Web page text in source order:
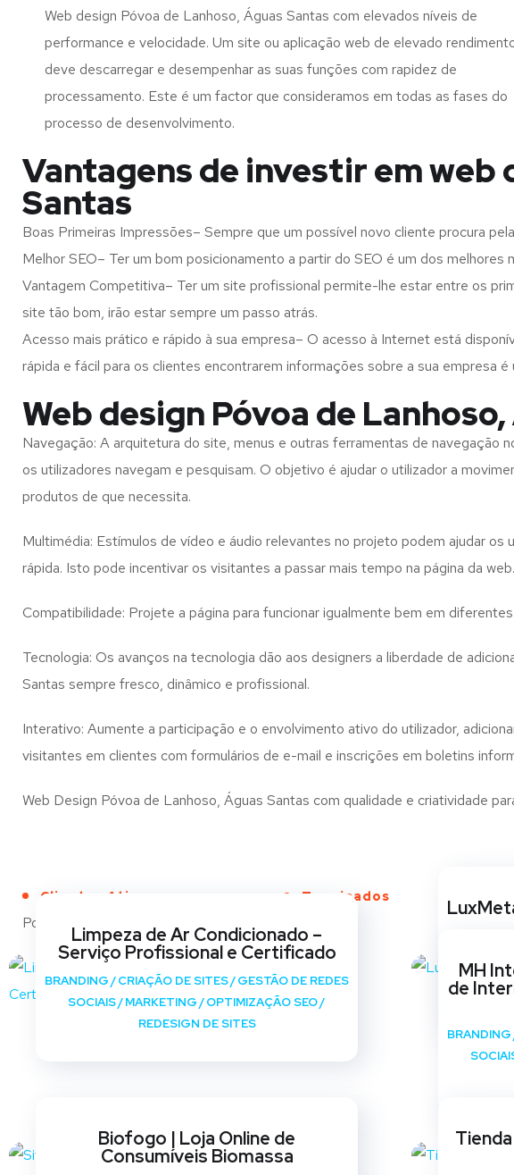
Web design Póvoa de Lanhoso, Águas Santas com elevados níveis de
performance e velocidade. Um site ou aplicação web de elevado
deve descarregar e desempenhar as suas funções com rapidez de
processamento. Este é um factor que consideramos em todas as fases do
processo de desenvolvimento.
Vantagens de investir em web
Santas
Boas Primeiras Impressões– Sempre que um possível novo cliente procura
Melhor SEO– Ter um bom posicionamento a partir do SEO é um dos
Vantagem Competitiva– Ter um site profissional permite-lhe estar entre os
site tão bom, irão estar sempre um passo atrás.
Acesso mais prático e rápido à sua empresa– O acesso à Internet está
rápida e fácil para os clientes encontrarem informações sobre a sua empresa
Web design Póvoa de
Navegação: A arquitetura do site, menus e outras ferramentas de navegação
os utilizadores navegam e pesquisam. O objetivo é ajudar o utilizador a
produtos de que necessita.
Multimédia: Estímulos de vídeo e áudio relevantes no projeto podem ajudar
rápida. Isto pode incentivar os visitantes a passar mais tempo na página da web.
Compatibilidade: Projete a página para funcionar igualmente bem em
Tecnologia: Os avanços na tecnologia dão aos designers a liberdade de
Santas sempre fresco, dinâmico e profissional.
Interativo: Aumente a participação e o envolvimento ativo do utilizador,
visitantes em clientes com formulários de e-mail e inscrições em boletins
Web Design Póvoa de Lanhoso, Águas Santas com qualidade e criatividade
Clientes Ativos Terminados
Portfólio
Limpeza de Ar Condicionado –
Serviço Profissional e Certificado
BRANDING/CRIAÇÃO DE SITES/GESTÃO DE REDES
SOCIAIS/MARKETING/OPTIMIZAÇÃO SEO/
REDESIGN DE SITES
MH
de
BRANDING
Biofogo | Loja Online de
Consumíveis Biomassa